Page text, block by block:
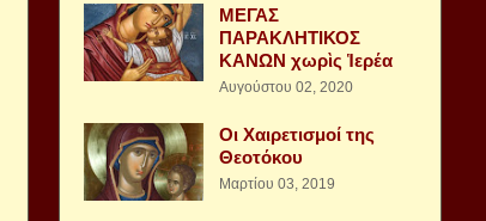
ΜΕΓΑΣ
ΠΑΡΑΚΛΗΤΙΚΟΣ
ΚΑΝΩΝ χωρὶς Ἱερέα
Αυγούστου 02, 2020
Οι Χαιρετισμοί της
Θεοτόκου
Μαρτίου 03, 2019